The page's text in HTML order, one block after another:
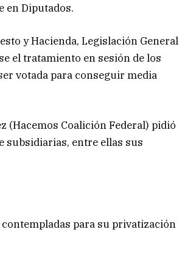
en Diputados.
y Hacienda, Legislación General
el tratamiento en sesión de los
votada para conseguir media
(Hacemos Coalición Federal) pidió
subsidiarias, entre ellas sus
contempladas para su privatización